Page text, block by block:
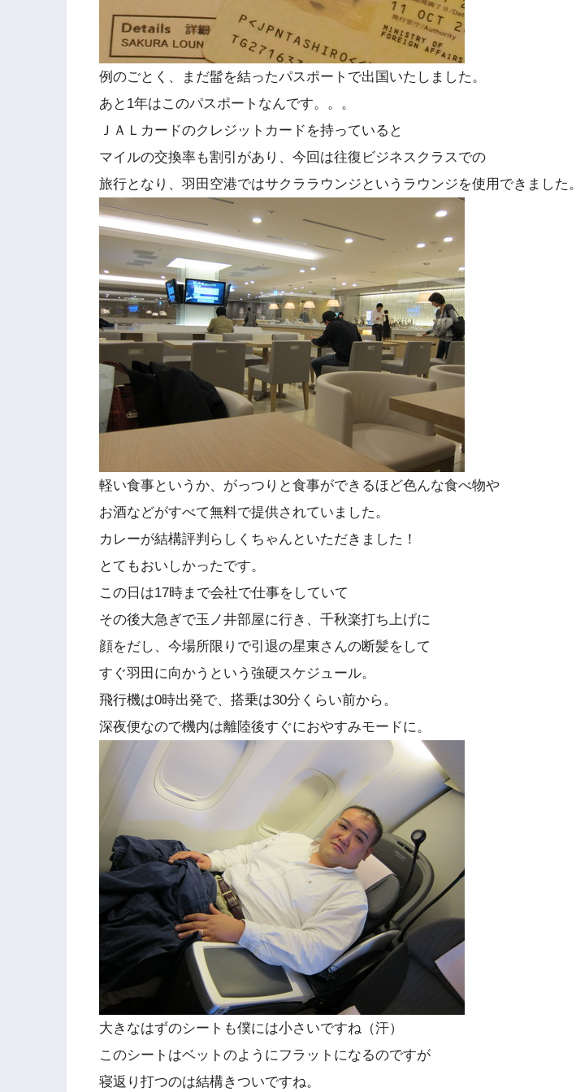
例のごとく、まだ髷を結ったパスポートで出国いたしました。
あと1年はこのパスポートなんです。。。
ＪＡＬカードのクレジットカードを持っていると
マイルの交換率も割引があり、今回は往復ビジネスクラスでの
旅行となり、羽田空港ではサクララウンジというラウンジを使用できました。
軽い食事というか、がっつりと食事ができるほど色んな食べ物や
お酒などがすべて無料で提供されていました。
カレーが結構評判らしくちゃんといただきました！
とてもおいしかったです。
この日は17時まで会社で仕事をしていて
その後大急ぎで玉ノ井部屋に行き、千秋楽打ち上げに
顔をだし、今場所限りで引退の星東さんの断髪をして
すぐ羽田に向かうという強硬スケジュール。
飛行機は0時出発で、搭乗は30分くらい前から。
深夜便なので機内は離陸後すぐにおやすみモードに。
大きなはずのシートも僕には小さいですね（汗）
このシートはベットのようにフラットになるのですが
寝返り打つのは結構きついですね。